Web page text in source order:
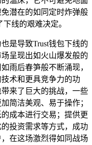
潜在的如同定时炸弹般
线的艰难决定。
是导致Trust钱包下线的
呈现出如火山爆发般的
雨后春笋般不断涌现，
术和更具竞争力的功
来了巨大的挑战，一些
简洁美观、易于操作；
成本进行交易；提供更
投资需求等方式，成功
在这场激烈得如同战场